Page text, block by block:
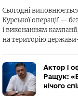
Сьогодні
Курської операції —
і виконанням
на територію
Актор і
Ращук:
нічого